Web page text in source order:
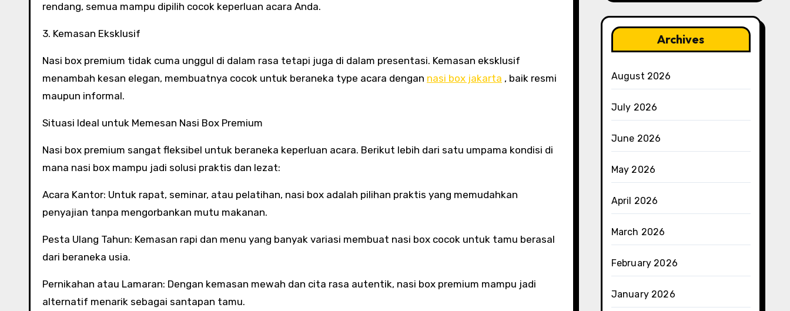
rendang, semua mampu dipilih cocok keperluan acara Anda.
3. Kemasan Eksklusif
Nasi box premium tidak cuma unggul di dalam rasa tetapi juga di dalam presentasi. Kemasan eksklusif
menambah kesan elegan, membuatnya cocok untuk beraneka type acara dengan nasi box jakarta , baik resmi
maupun informal.
Situasi Ideal untuk Memesan Nasi Box Premium
Nasi box premium sangat fleksibel untuk beraneka keperluan acara. Berikut lebih dari satu umpama kondisi di
mana nasi box mampu jadi solusi praktis dan lezat:
Acara Kantor: Untuk rapat, seminar, atau pelatihan, nasi box adalah pilihan praktis yang memudahkan
penyajian tanpa mengorbankan mutu makanan.
Pesta Ulang Tahun: Kemasan rapi dan menu yang banyak variasi membuat nasi box cocok untuk tamu berasal
dari beraneka usia.
Pernikahan atau Lamaran: Dengan kemasan mewah dan cita rasa autentik, nasi box premium mampu jadi
alternatif menarik sebagai santapan tamu.
Archives
August 2026
July 2026
June 2026
May 2026
April 2026
March 2026
February 2026
January 2026